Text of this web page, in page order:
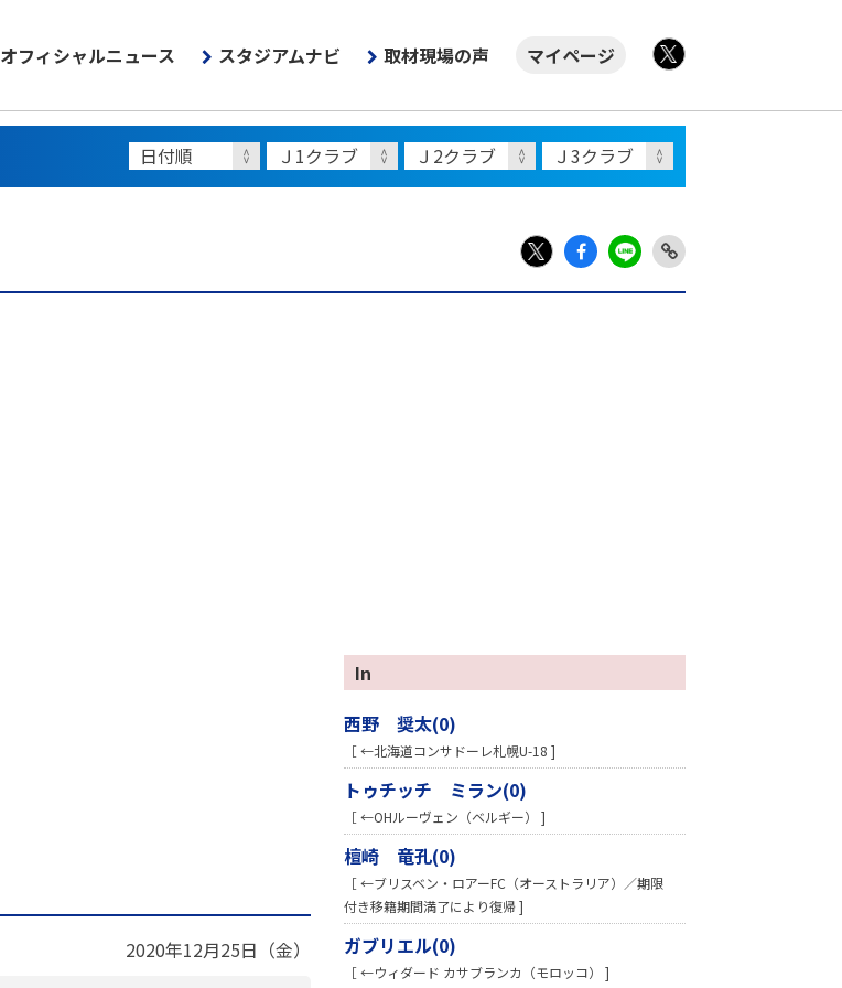
オフィシャルニュース スタジアムナビ 取材現場の声
マイページ
X
Fac LIN Link
2020年12月25日（金）
In
西野 奨太(0)
［ ←北海道コンサドーレ札幌U-18 ]
トゥチッチ ミラン(0)
［ ←OHルーヴェン（ベルギー） ]
檀崎 竜孔(0)
［ ←ブリスベン・ロアーFC（オーストラリア）／期限
付き移籍期間満了により復帰 ]
ガブリエル(0)
［ ←ウィダード カサブランカ（モロッコ） ]